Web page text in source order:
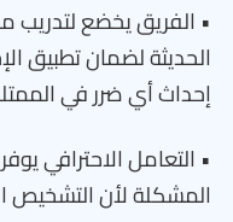
• الفريق يخضع لتدريب
الحديثة لضمان تطبيق
إحداث أي ضرر في
• التعامل الاحترافي
المشكلة لأن